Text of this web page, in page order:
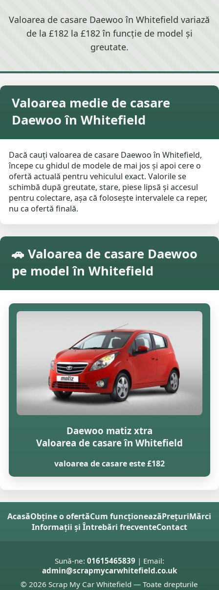
Valoarea de casare Daewoo în Whitefield variază
de la £182 la £182 în funcție de model și
greutate.
Valoarea medie de casare
Daewoo în Whitefield
Dacă cauți valoarea de casare Daewoo în Whitefield,
începe cu ghidul de modele de mai jos și apoi cere o
ofertă actuală pentru vehiculul exact. Valorile se
schimbă după greutate, stare, piese lipsă și accesul
pentru colectare, așa că folosește intervalele ca reper,
nu ca ofertă finală.
🚗 Valoarea de casare Daewoo
pe model în Whitefield
Daewoo matiz xtra
Valoarea de casare în Whitefield
valoarea de casare este £182
AcasăObține o ofertăCum funcționeazăPrețuriMărci
Informații și Întrebări frecventeContact
Sună-ne: 01615465839 | Email:
admin@scrapmycarwhitefield.co.uk
© 2026 Scrap My Car Whitefield — Toate drepturile